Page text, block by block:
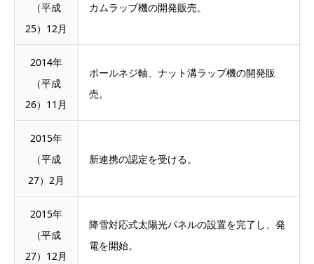
（平成
25）12月
カムラップ機の開発販売。
2014年
（平成
26）11月
ボールネジ軸、ナット溝ラップ機の開発販
売。
2015年
（平成
27）2月
新連携の認定を受ける。
2015年
（平成
27）12月
降雪対応式太陽光パネルの設置を完了し、発
電を開始。